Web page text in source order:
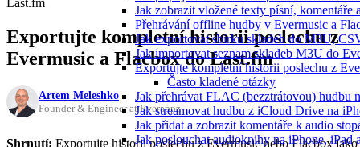
Jak zobrazit vložené texty písní,
Přehrávání offline hudby v Evermusic a
Jak exportovat sbírku skladeb do M3U,
Jak importovat seznam skladeb M3U do
Exportujte kompletní historii poslechu z
Často kladené otázky
Jak přehrávat FLAC (bezztrátovou) hudbu
Jak streamovat hudbu z iCloud Drive na
Jak přidat a zobrazit komentáře k audio
Jak poslouchat audioknihy na iPhone, iPad
Last.fm
Exportujte kompletní historii poslechu z
Evermusic a Flacbox do Last.fm
Artem Meleshko
Founder & Engineer at Everappz
Shrnutí: Exportujte historii poslechu z Evermusic nebo Flacbox jako